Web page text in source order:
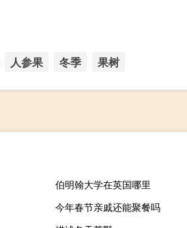
人参果 冬季 果树
伯明翰大学在英国哪里
今年春节亲戚还能聚餐吗